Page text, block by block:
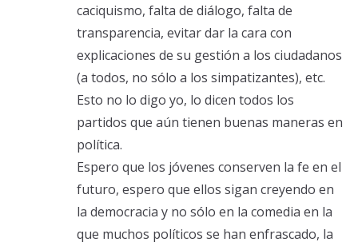
caciquismo, falta de diálogo, falta de
transparencia, evitar dar la cara con
explicaciones de su gestión a los ciudadanos
(a todos, no sólo a los simpatizantes), etc.
Esto no lo digo yo, lo dicen todos los
partidos que aún tienen buenas maneras en
política.
Espero que los jóvenes conserven la fe en el
futuro, espero que ellos sigan creyendo en
la democracia y no sólo en la comedia en la
que muchos políticos se han enfrascado, la